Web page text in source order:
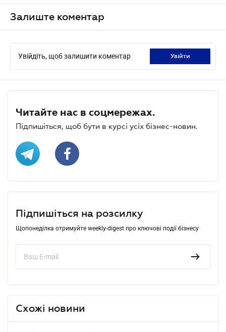
Залиште коментар
Увійдіть, щоб залишити коментар увійти
Читайте нас в соцмережах.
Підпишіться, щоб бути в курсі усіх бізнес-новин.
Підпишіться на розсилку
Щопонеділка отримуйте weekly-digest про ключові події бізнесу
Схожі новини